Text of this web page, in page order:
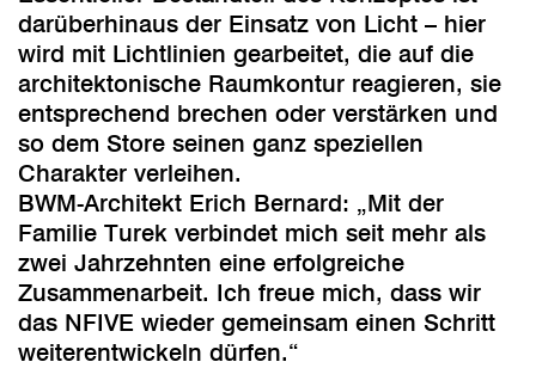
darüberhinaus der Einsatz von Licht – hier
wird mit Lichtlinien gearbeitet, die auf die
architektonische Raumkontur reagieren, sie
entsprechend brechen oder verstärken und
so dem Store seinen ganz speziellen
Charakter verleihen.
BWM-Architekt Erich Bernard: „Mit der
Familie Turek verbindet mich seit mehr als
zwei Jahrzehnten eine erfolgreiche
Zusammenarbeit. Ich freue mich, dass wir
das NFIVE wieder gemeinsam einen Schritt
weiterentwickeln dürfen.“